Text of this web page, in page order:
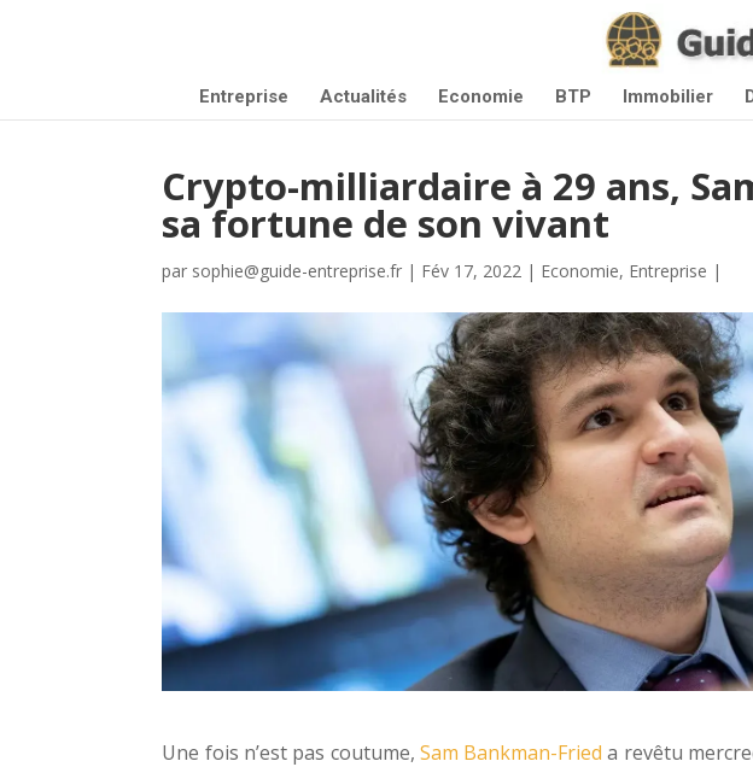
Entreprise Actualités Economie BTP Immobilier
Crypto-milliardaire à 29 ans,
sa fortune de son vivant
par sophie@guide-entreprise.fr | Fév 17, 2022 | Economie, Entreprise |
Une fois n’est pas coutume, Sam Bankman-Fried a revêtu